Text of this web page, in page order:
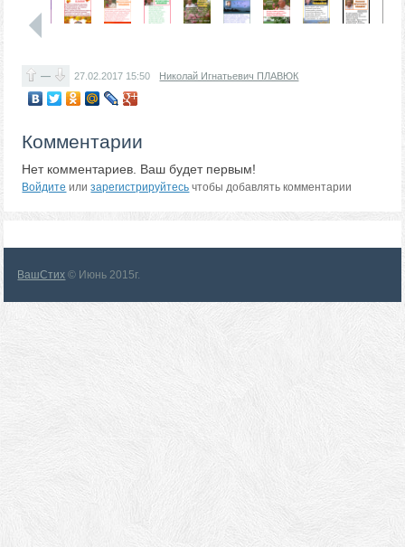
— 27.02.2017 15:50 Николай Игнатьевич ПЛАВЮК
Комментарии
Нет комментариев. Ваш будет первым!
Войдите илизарегистрируйтесь чтобы добавлять комментарии
ВашСтих © Июнь 2015г.